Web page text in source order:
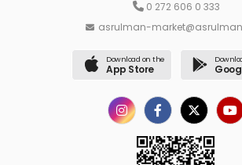
0 272 606 0 333
asrulman-
Download on the
App Store